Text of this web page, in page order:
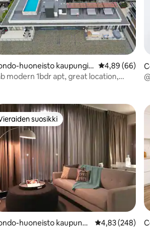
4,94/5, 552 arvostelua
huoneisto kaupungis
Dickson
4,89 (66)
modern 1bdr apt, great location,
4,81/5, 166 arvostelua
suosikki
suosikki
huoneisto kaupungi 4,83 (248)